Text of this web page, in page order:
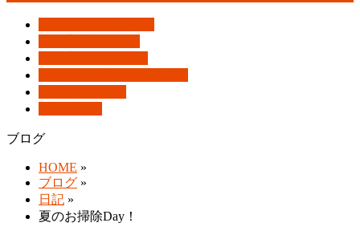
す
ブログ
HOME »
ブログ »
日記 »
夏のお掃除Day！